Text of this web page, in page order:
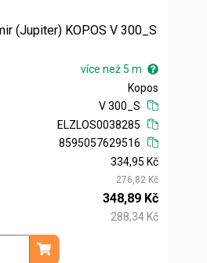
(Jupiter) KOPOS V 300_S
více než 5 m
Kopos
V 300_S
ELZLOS0038285
8595057629516
334,95 Kč
276,82 Kč
348,89 Kč
288,34 Kč
m
Přidat do košíku